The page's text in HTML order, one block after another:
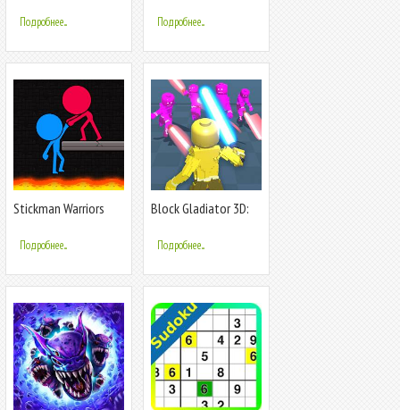
Подробнее... Подробнее...
Stickman Warriors
Подробнее...
Block Gladiator 3D:
Подробнее...